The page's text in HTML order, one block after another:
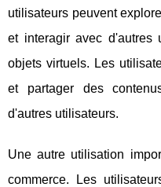
utilisateurs peuvent
et interagir avec d'autres
objets virtuels. Les
et partager des
d'autres utilisateurs.
Une autre utilisation
commerce. Les